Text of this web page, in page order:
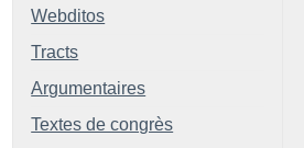
Webditos
Tracts
Argumentaires
Textes de congrès